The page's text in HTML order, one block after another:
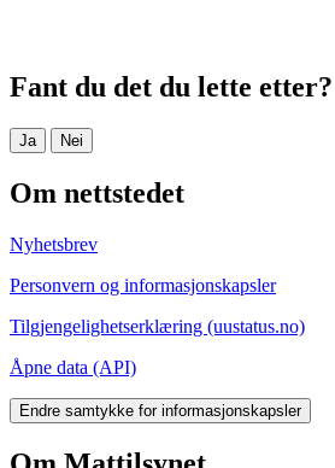
Fant du det du lette etter?
Ja Nei
Om nettstedet
Nyhetsbrev
Personvern og informasjonskapsler
Tilgjengelighetserklæring (uustatus.no)
Åpne data (API)
Endre samtykke for informasjonskapsler